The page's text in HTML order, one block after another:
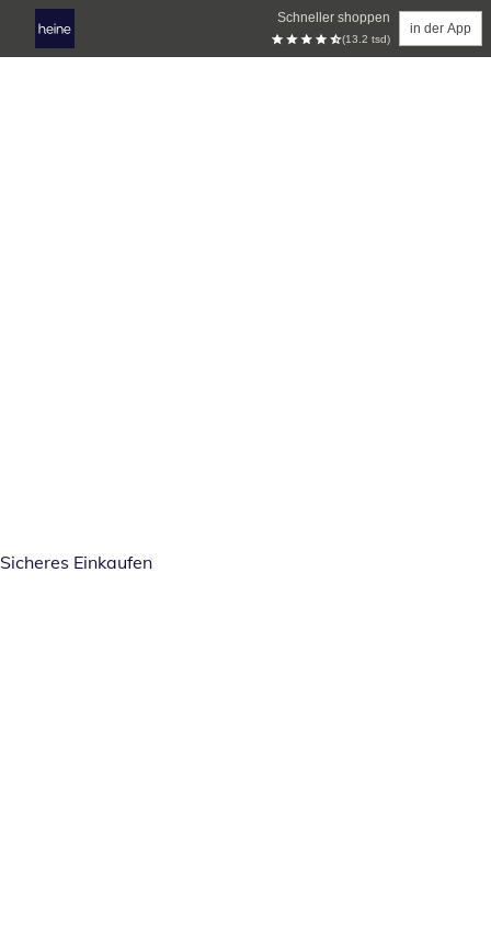
Schneller shoppen
(13.2 tsd)
in der App
Sicheres Einkaufen